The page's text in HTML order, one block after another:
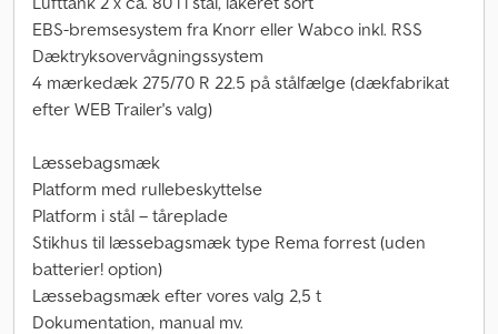
EBS-bremsesystem fra Knorr eller Wabco inkl. RSS
Dæktryksovervågningssystem
4 mærkedæk 275/70 R 22.5 på stålfælge (dækfabrikat
efter WEB Trailer's valg)
Læssebagsmæk
Platform med rullebeskyttelse
Platform i stål – tåreplade
Stikhus til læssebagsmæk type Rema forrest (uden
batterier! option)
Læssebagsmæk efter vores valg 2,5 t
Dokumentation, manual mv.